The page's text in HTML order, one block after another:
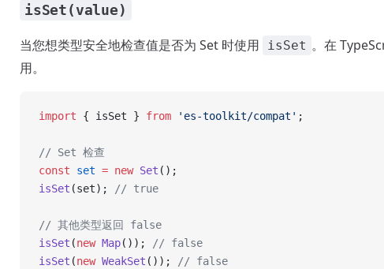
isSet(value)
当您想类型安全地检查值是否为 Set 时使用 isSet 。在
用。
import { isSet } from 'es-toolkit/compat' ;
// Set 检查
const set = new Set ();
isSet (set); // true
// 其他类型返回 false
isSet (new Map());
// false
isSet (new WeakSet ());
// false